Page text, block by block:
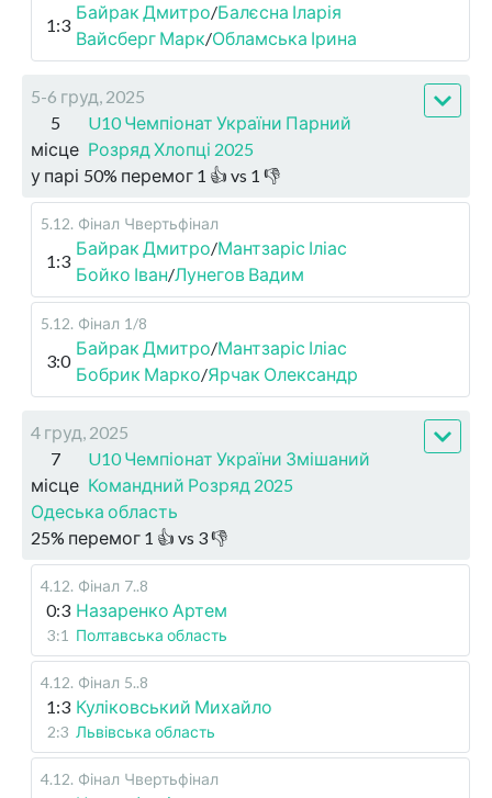
1:3
Байрак Дмитро/Балєсна Іларія
Вайсберг Марк/Обламська Ірина
5-6 груд, 2025
5
місце
U10 Чемпіонат України Парний
Розряд Хлопці 2025
у парі 50% перемог 1 👍 vs 1 👎
5.12. Фінал Чвертьфінал
1:3
Байрак Дмитро/Мантзаріс Іліас
Бойко Іван/Лунегов Вадим
5.12. Фінал 1/8
3:0
Байрак Дмитро/Мантзаріс Іліас
Бобрик Марко/Ярчак Олександр
4 груд, 2025
7
місце
U10 Чемпіонат України Змішаний
Командний Розряд 2025
Одеська область
25% перемог 1 👍 vs 3👎
4.12. Фінал 7..8
0:3 Назаренко Артем
3:1 Полтавська область
4.12. Фінал 5..8
1:3 Куліковський Михайло
2:3 Львівська область
4.12. Фінал Чвертьфінал